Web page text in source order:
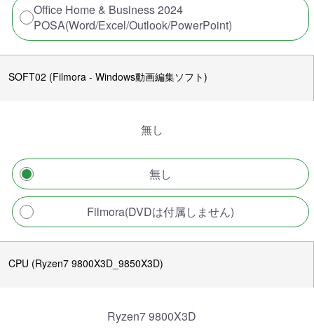
Office Home & Business 2024
POSA(Word/Excel/Outlook/PowerPoint)
SOFT02 (Filmora - Windows動画編集ソフト)
無し
無し
Filmora(DVDは付属しません)
CPU (Ryzen7 9800X3D_9850X3D)
Ryzen7 9800X3D